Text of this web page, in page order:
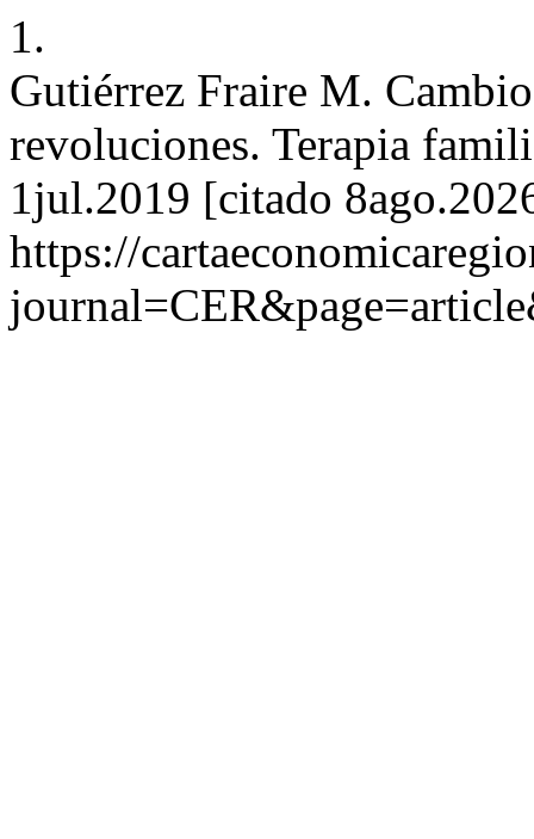
1.
Gutiérrez Fraire M.
revoluciones. Terapia
1jul.2019 [citado
https://